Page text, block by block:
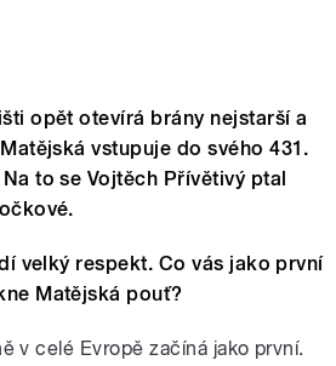
opět otevírá brány nejstarší a
vstupuje do svého 431.
to se Vojtěch Přívětivý ptal
velký respekt. Co vás jako první
Matějská pouť?
v celé Evropě začíná jako první.